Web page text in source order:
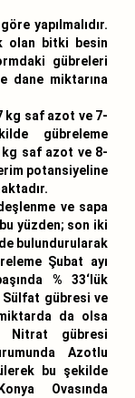
yapılmalıdır.
olan bitki besin
gübreleri
dane miktarına
kg saf azot ve 7-
gübreleme
kg saf azot ve 8-
potansiyeline
ve sapa
yüzden; son iki
bulundurularak
Şubat ayı
% 33‘lük
Sülfat gübresi ve
da olsa
Nitrat gübresi
Azotlu
bu şekilde
Ovasında